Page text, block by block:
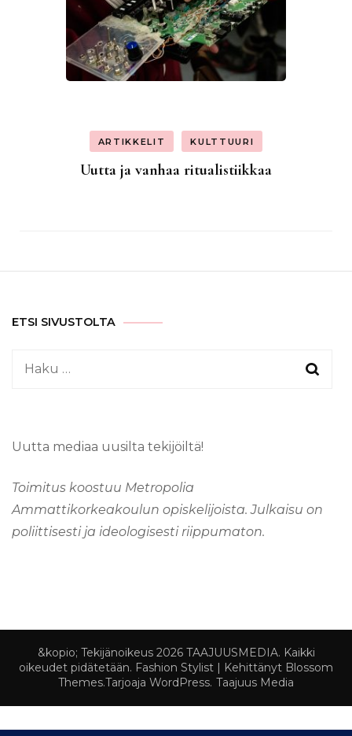
ARTIKKELIT KULTTUURI
Uutta ja vanhaa ritualistiikkaa
ETSI SIVUSTOLTA
Haku:
Uutta mediaa uusilta tekijöiltä!
Toimitus koostuu Metropolia
Ammattikorkeakoulun opiskelijoista. Julkaisu on
poliittisesti ja ideologisesti riippumaton.
&kopio; Tekijänoikeus 2026 TAAJUUSMEDIA. Kaikki
oikeudet pidätetään. Fashion Stylist | Kehittänyt Blossom
Themes.Tarjoaja WordPress. Taajuus Media